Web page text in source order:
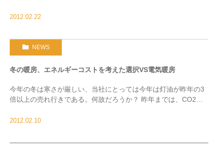
し下さい！ 復興支援住宅エコポイントと併 […]
2012.02.22
NEWS
冬の暖房、エネルギーコストを考えた選択VS電気暖房
今年の冬は寒さが厳しい、当社にとっては今年は灯油が昨年の3
倍以上の売れ行きである。何故だろうか？ 昨年までは、CO2の
気暖房機に切り替えるお客様が多かった。実際、 […]
2012.02.10